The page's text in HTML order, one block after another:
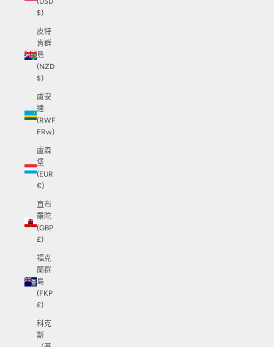
$)
皮特
肯群
島
(NZD
$)
盧安
達
(RWF
FRw)
盧森
堡
(EUR
€)
直布
羅陀
(GBP
£)
福克
蘭群
島
(FKP
£)
科克
斯